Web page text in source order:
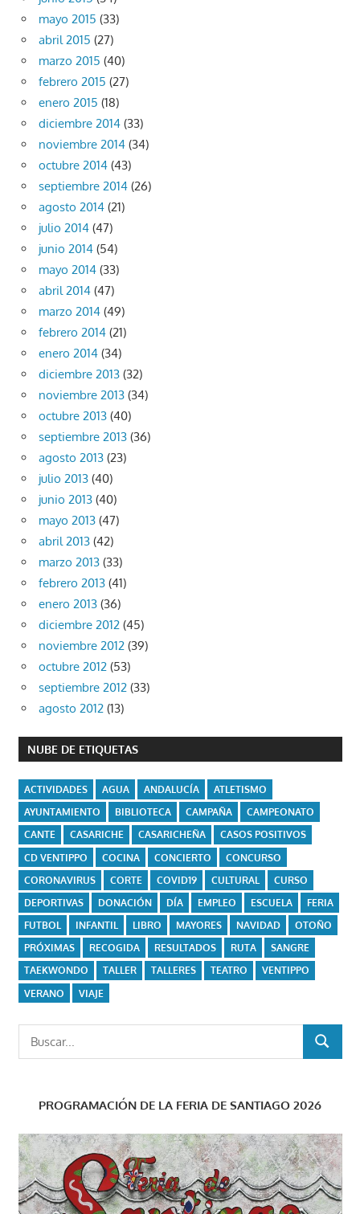
mayo 2015 (33)
abril 2015 (27)
marzo 2015 (40)
febrero 2015 (27)
enero 2015 (18)
diciembre 2014 (33)
noviembre 2014 (34)
octubre 2014 (43)
septiembre 2014 (26)
agosto 2014 (21)
julio 2014 (47)
junio 2014 (54)
mayo 2014 (33)
abril 2014 (47)
marzo 2014 (49)
febrero 2014 (21)
enero 2014 (34)
diciembre 2013 (32)
noviembre 2013 (34)
octubre 2013 (40)
septiembre 2013 (36)
agosto 2013 (23)
julio 2013 (40)
junio 2013 (40)
mayo 2013 (47)
abril 2013 (42)
marzo 2013 (33)
febrero 2013 (41)
enero 2013 (36)
diciembre 2012 (45)
noviembre 2012 (39)
octubre 2012 (53)
septiembre 2012 (33)
agosto 2012 (13)
NUBE DE ETIQUETAS
ACTIVIDADES AGUA ANDALUCÍA
ATLETISMO
AYUNTAMIENTO
BIBLIOTECA CAMPAÑA
CAMPEONATO
CANTE
CASARICHE CASARICHEÑA
CASOS POSITIVOS
CD VENTIPPO
COCINA CONCIERTO
CONCURSO
CORONAVIRUS
CORTE COVID19 CULTURAL
CURSO
DEPORTIVAS
DONACIÓN DÍA EMPLEO ESCUELA
FERIA
FUTBOL
INFANTIL LIBRO MAYORES NAVIDAD
OTOÑO
PRÓXIMAS
RECOGIDA RESULTADOS RUTA
SANGRE
TAEKWONDO
TALLER TALLERES TEATRO
VENTIPPO
VERANO
VIAJE
BUSCAR
PROGRAMACIÓN DE LA FERIA DE SANTIAGO 2026